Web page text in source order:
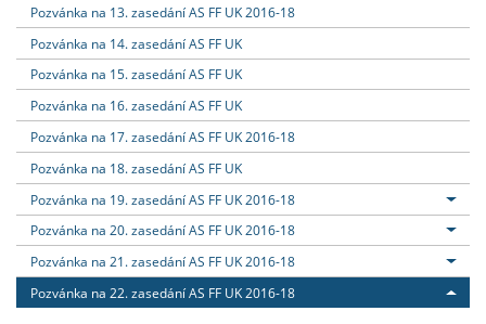
Pozvánka na 13. zasedání AS FF UK 2016-18
Pozvánka na 14. zasedání AS FF UK
Pozvánka na 15. zasedání AS FF UK
Pozvánka na 16. zasedání AS FF UK
Pozvánka na 17. zasedání AS FF UK 2016-18
Pozvánka na 18. zasedání AS FF UK
Pozvánka na 19. zasedání AS FF UK 2016-18
Pozvánka na 20. zasedání AS FF UK 2016-18
Pozvánka na 21. zasedání AS FF UK 2016-18
Pozvánka na 22. zasedání AS FF UK 2016-18